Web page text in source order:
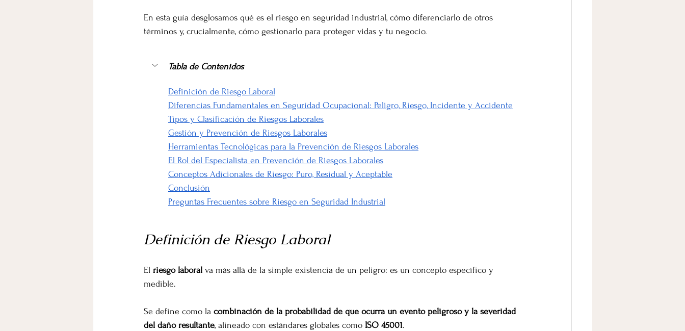
En esta guía desglosamos qué es el riesgo en seguridad industrial, cómo diferenciarlo de otros
términos y, crucialmente, cómo gestionarlo para proteger vidas y tu negocio.
Tabla de Contenidos
Definición de Riesgo Laboral
Diferencias Fundamentales en Seguridad Ocupacional: Peligro, Riesgo, Incidente y Accidente
Tipos y Clasificación de Riesgos Laborales
Gestión y Prevención de Riesgos Laborales
Herramientas Tecnológicas para la Prevención de Riesgos Laborales
El Rol del Especialista en Prevención de Riesgos Laborales
Conceptos Adicionales de Riesgo: Puro, Residual y Aceptable
Conclusión
Preguntas Frecuentes sobre Riesgo en Seguridad Industrial
Definición de Riesgo Laboral
El riesgo laboral va más allá de la simple existencia de un peligro: es un concepto específico y
medible.
Se define como la combinación de la probabilidad de que ocurra un evento peligroso y la severidad
del daño resultante, alineado con estándares globales como ISO 45001.